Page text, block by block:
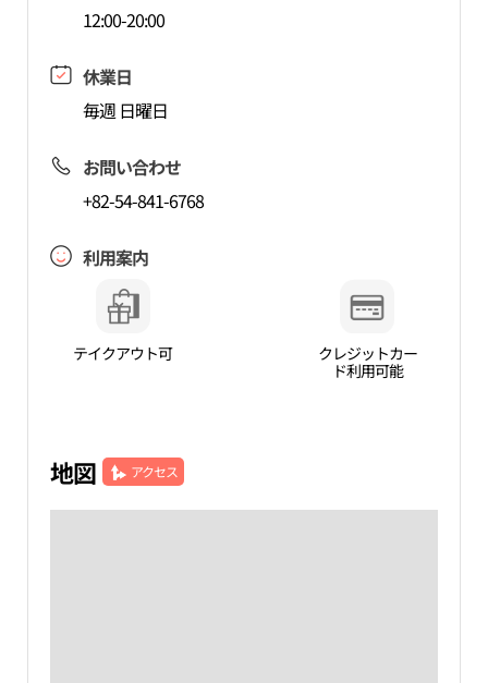
12:00-20:00
休業日
毎週 日曜日
お問い合わせ
+82-54-841-6768
利用案内
テイクアウト可
クレジットカー
ド利用可能
地図 アクセス